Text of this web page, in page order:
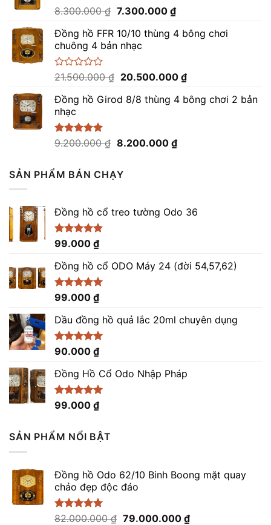
Được
hạng
0
5
sao
8.300.000₫ Giá
là:
8.300.000 ₫.
7.300.000 ₫Giá
tại
Đồng hồ FFR 10/10 thùng 4 bông chơi
chuông 4 bản nhạc
Được
hạng
0
5
sao
21.500.000₫ Giá
là:
20.500.000 ₫Giá
tại
Đồng hồ Girod 8/8 thùng 4 bông chơi 2 bản
nhạc
Được xếp
9.200.000₫ Giá
9.200.000 ₫.
8.200.000 ₫Giá
SẢN PHẨM BÁN CHẠY
Đồng hồ cổ treo tường Odo 36
Được xếp
4.86
5 sao
99.000 ₫
Đồng hồ cổ ODO Máy 24 (đời 54,57,62)
Được xếp
5.00
5 sao
99.000 ₫
Dầu đồng hồ quả lắc 20ml chuyên dụng
Được xếp
5.00
5 sao
90.000 ₫
Đồng Hồ Cổ Odo Nhập Pháp
Được xếp
4.96
99.000 ₫
SẢN PHẨM NỔI BẬT
Đồng hồ Odo 62/10 Binh Boong mặt quay
chảo đẹp độc đáo
Được xếp
82.000.000₫ Giá
79.000.000 ₫Giá